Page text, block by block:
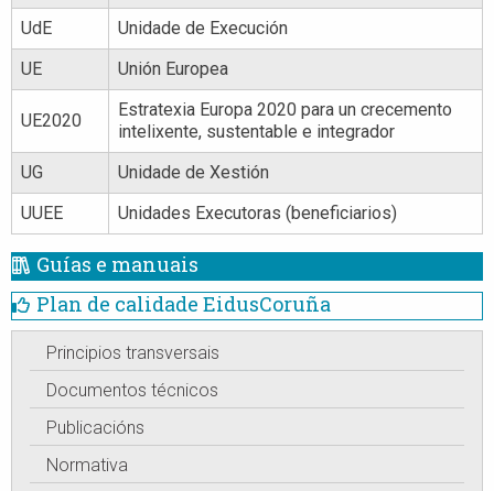
UdE
Unidade de Execución
UE
Unión Europea
UE2020
Estratexia Europa 2020 para un crecemento
intelixente, sustentable e integrador
UG
Unidade de Xestión
UUEE
Unidades Executoras (beneficiarios)
Guías e manuais
Plan de calidade EidusCoruña
Principios transversais
Documentos técnicos
Publicacións
Normativa